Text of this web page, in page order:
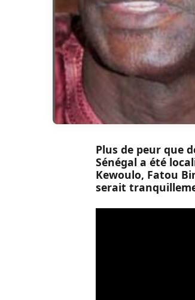
Plus de peur que
Sénégal a été
Kewoulo, Fatou
serait